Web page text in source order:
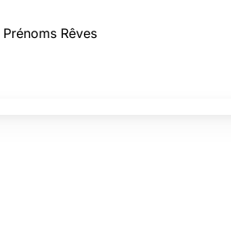
Prénoms Rêves